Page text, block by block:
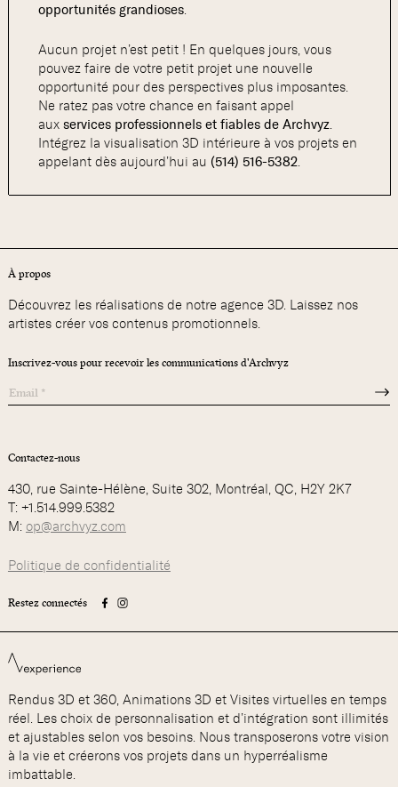
opportunités grandioses.
Aucun projet n’est petit ! En quelques jours, vous
pouvez faire de votre petit projet une nouvelle
opportunité pour des perspectives plus imposantes.
Ne ratez pas votre chance en faisant appel
auxservices professionnels et fiables de Archvyz.
Intégrez la visualisation 3D intérieure à vos projets en
appelant dès aujourd’hui au (514) 516-5382.
À propos
Découvrez les réalisations de notre agence 3D. Laissez nos
artistes créer vos contenus promotionnels.
Inscrivez-vous pour recevoir les communications d'Archvyz
Contactez-nous
430, rue Sainte-Hélène, Suite 302, Montréal, QC, H2Y 2K7
T: +1.514.999.5382
M: op@archvyz.com
Politique de confidentialité
Restez connectés
Rendus 3D et 360, Animations 3D et Visites virtuelles en temps
réel. Les choix de personnalisation et d’intégration sont illimités
et ajustables selon vos besoins. Nous transposerons votre vision
à la vie et créerons vos projets dans un hyperréalisme
imbattable.